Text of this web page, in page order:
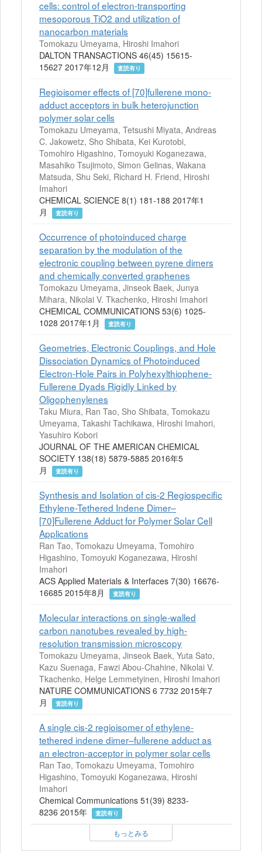
cells: control of electron-transporting
mesoporous TiO2 and utilization of
nanocarbon materials
Tomokazu Umeyama, Hiroshi Imahori
DALTON TRANSACTIONS 46(45) 15615-
15627 2017年12月
査読有り
Regioisomer effects of [70]fullerene mono-
adduct acceptors in bulk heterojunction
polymer solar cells
Tomokazu Umeyama, Tetsushi Miyata, Andreas
C. Jakowetz, Sho Shibata, Kei Kurotobi,
Tomohiro Higashino, Tomoyuki Koganezawa,
Masahiko Tsujimoto, Simon Gelinas, Wakana
Matsuda, Shu Seki, Richard H. Friend, Hiroshi
Imahori
CHEMICAL SCIENCE 8(1) 181-188 2017年1
月
査読有り
Occurrence of photoinduced charge
separation by the modulation of the
electronic coupling between pyrene dimers
and chemically converted graphenes
Tomokazu Umeyama, Jinseok Baek, Junya
Mihara, Nikolai V. Tkachenko, Hiroshi Imahori
CHEMICAL COMMUNICATIONS 53(6) 1025-
1028 2017年1月
査読有り
Geometries, Electronic Couplings, and Hole
Dissociation Dynamics of Photoinduced
Electron-Hole Pairs in Polyhexylthiophene-
Fullerene Dyads Rigidly Linked by
Oligophenylenes
Taku Miura, Ran Tao, Sho Shibata, Tomokazu
Umeyama, Takashi Tachikawa, Hiroshi Imahori,
Yasuhiro Kobori
JOURNAL OF THE AMERICAN CHEMICAL
SOCIETY 138(18) 5879-5885 2016年5
月
査読有り
Synthesis and Isolation of cis-2 Regiospecific
Ethylene-Tethered Indene Dimer–
[70]Fullerene Adduct for Polymer Solar Cell
Applications
Ran Tao, Tomokazu Umeyama, Tomohiro
Higashino, Tomoyuki Koganezawa, Hiroshi
Imahori
ACS Applied Materials & Interfaces 7(30) 16676-
16685 2015年8月
査読有り
Molecular interactions on single-walled
carbon nanotubes revealed by high-
resolution transmission microscopy
Tomokazu Umeyama, Jinseok Baek, Yuta Sato,
Kazu Suenaga, Fawzi Abou-Chahine, Nikolai V.
Tkachenko, Helge Lemmetyinen, Hiroshi Imahori
NATURE COMMUNICATIONS 6 7732 2015年7
月
査読有り
A single cis-2 regioisomer of ethylene-
tethered indene dimer–fullerene adduct as
an electron-acceptor in polymer solar cells
Ran Tao, Tomokazu Umeyama, Tomohiro
Higashino, Tomoyuki Koganezawa, Hiroshi
Imahori
Chemical Communications 51(39) 8233-
8236 2015年
査読有り
もっとみる